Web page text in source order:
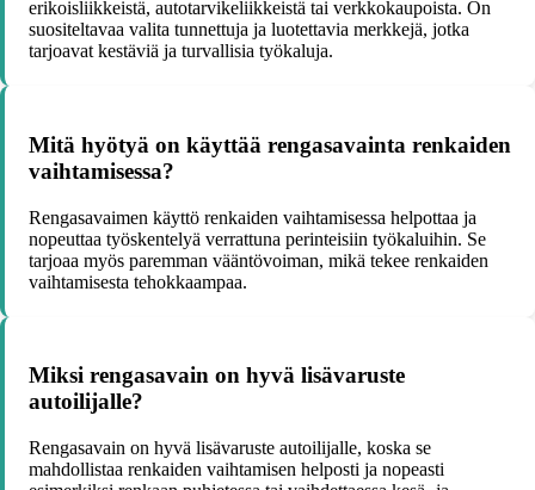
erikoisliikkeistä, autotarvikeliikkeistä tai verkkokaupoista. On
suositeltavaa valita tunnettuja ja luotettavia merkkejä, jotka
tarjoavat kestäviä ja turvallisia työkaluja.
Mitä hyötyä on käyttää rengasavainta renkaiden
vaihtamisessa?
Rengasavaimen käyttö renkaiden vaihtamisessa helpottaa ja
nopeuttaa työskentelyä verrattuna perinteisiin työkaluihin. Se
tarjoaa myös paremman vääntövoiman, mikä tekee renkaiden
vaihtamisesta tehokkaampaa.
Miksi rengasavain on hyvä lisävaruste
autoilijalle?
Rengasavain on hyvä lisävaruste autoilijalle, koska se
mahdollistaa renkaiden vaihtamisen helposti ja nopeasti